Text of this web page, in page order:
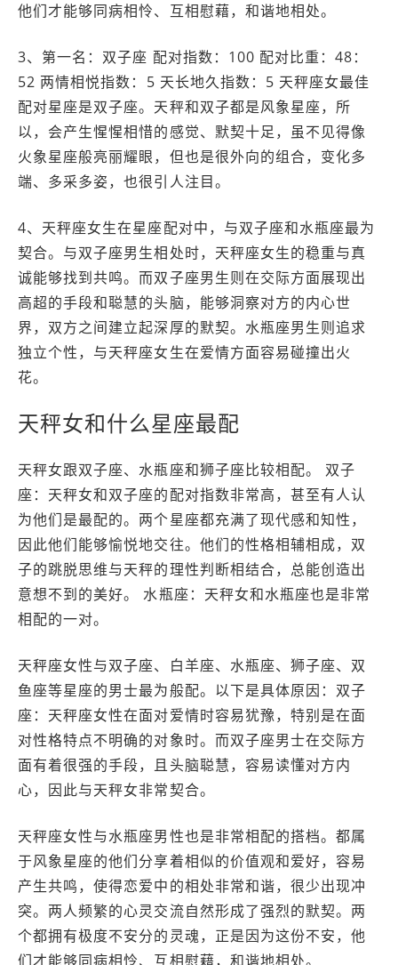
他们才能够同病相怜、互相慰藉，和谐地相处。
3、第一名：双子座 配对指数：100 配对比重：48：
52 两情相悦指数：5 天长地久指数：5 天秤座女最佳
配对星座是双子座。天秤和双子都是风象星座，所
以，会产生惺惺相惜的感觉、默契十足，虽不见得像
火象星座般亮丽耀眼，但也是很外向的组合，变化多
端、多采多姿，也很引人注目。
4、天秤座女生在星座配对中，与双子座和水瓶座最为
契合。与双子座男生相处时，天秤座女生的稳重与真
诚能够找到共鸣。而双子座男生则在交际方面展现出
高超的手段和聪慧的头脑，能够洞察对方的内心世
界，双方之间建立起深厚的默契。水瓶座男生则追求
独立个性，与天秤座女生在爱情方面容易碰撞出火
花。
天秤女和什么星座最配
天秤女跟双子座、水瓶座和狮子座比较相配。 双子
座：天秤女和双子座的配对指数非常高，甚至有人认
为他们是最配的。两个星座都充满了现代感和知性，
因此他们能够愉悦地交往。他们的性格相辅相成，双
子的跳脱思维与天秤的理性判断相结合，总能创造出
意想不到的美好。 水瓶座：天秤女和水瓶座也是非常
相配的一对。
天秤座女性与双子座、白羊座、水瓶座、狮子座、双
鱼座等星座的男士最为般配。以下是具体原因：双子
座：天秤座女性在面对爱情时容易犹豫，特别是在面
对性格特点不明确的对象时。而双子座男士在交际方
面有着很强的手段，且头脑聪慧，容易读懂对方内
心，因此与天秤女非常契合。
天秤座女性与水瓶座男性也是非常相配的搭档。都属
于风象星座的他们分享着相似的价值观和爱好，容易
产生共鸣，使得恋爱中的相处非常和谐，很少出现冲
突。两人频繁的心灵交流自然形成了强烈的默契。两
个都拥有极度不安分的灵魂，正是因为这份不安，他
们才能够同病相怜、互相慰藉，和谐地相处。